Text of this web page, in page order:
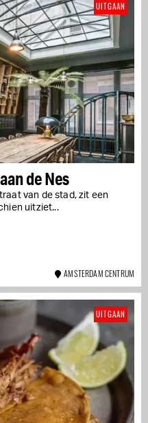
de Nes
van de stad, zit een
uitziet...
UITGAAN
AMSTERDAM CENTRUM
UITGAAN